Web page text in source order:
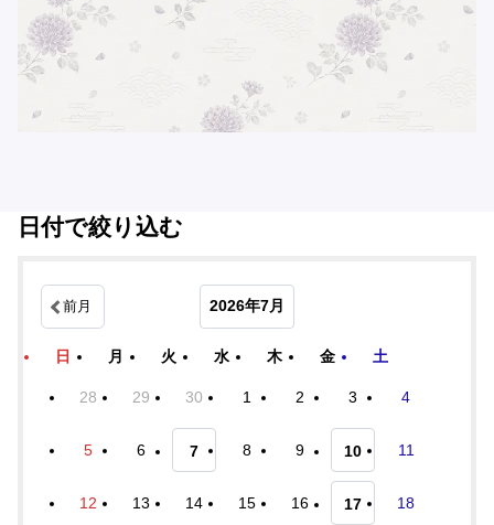
日付で絞り込む
前月 2026年7月
日 月 火 水 木 金 土
28 29 30 1 2 3 4
5 6 7 8 9 10 11
12 13 14 15 16 17 18